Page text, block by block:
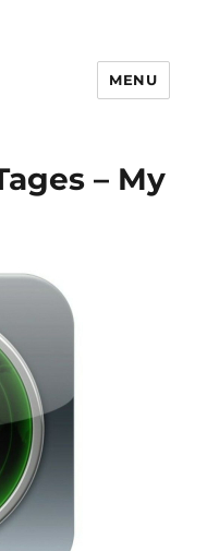
MENU
– My